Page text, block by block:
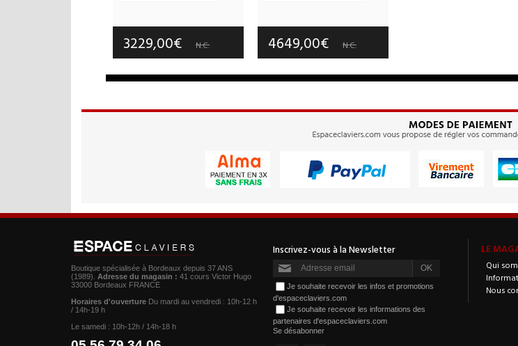
Garantie :2 an(s)
3229,00€ N.C.
Garantie :2 an(s)
4649,00€ N.C.
LE
Qui
Nous
Boutique spécialisée à Bordeaux depuis 37 ANS
(1989). Adresse du magasin : 41 cours Victor Hugo
33000 Bordeaux FRANCE
Horaires d'ouverture Du mardi au vendredi : 10h-12 h
/ 14h-19 h
Le samedi : 10h-12h / 14h-18 h
Je souhaite recevoir les infos et promotions
d'espaceclaviers.com
Je souhaite recevoir les informations des
partenaires d'espaceclaviers.com
Se désabonner